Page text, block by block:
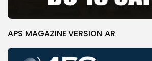
APS MAGAZINE VERSION AR